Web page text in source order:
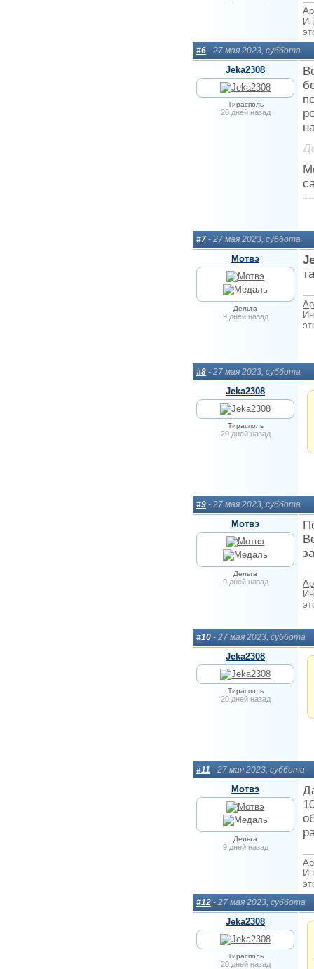
#6 - 27 мая 2023, суббота
Jeka2308
Тирасполь
20 дней назад
#7 - 27 мая 2023, суббота
Мотвэ
Дельта
9 дней назад
#8 - 27 мая 2023, суббота
Jeka2308
Тирасполь
20 дней назад
#9 - 27 мая 2023, суббота
Мотвэ
Дельта
9 дней назад
#10 - 27 мая 2023, суббота
Jeka2308
Тирасполь
20 дней назад
#11 - 27 мая 2023, суббота
Мотвэ
Дельта
9 дней назад
#12 - 27 мая 2023, суббота
Jeka2308
Тирасполь
20 дней назад